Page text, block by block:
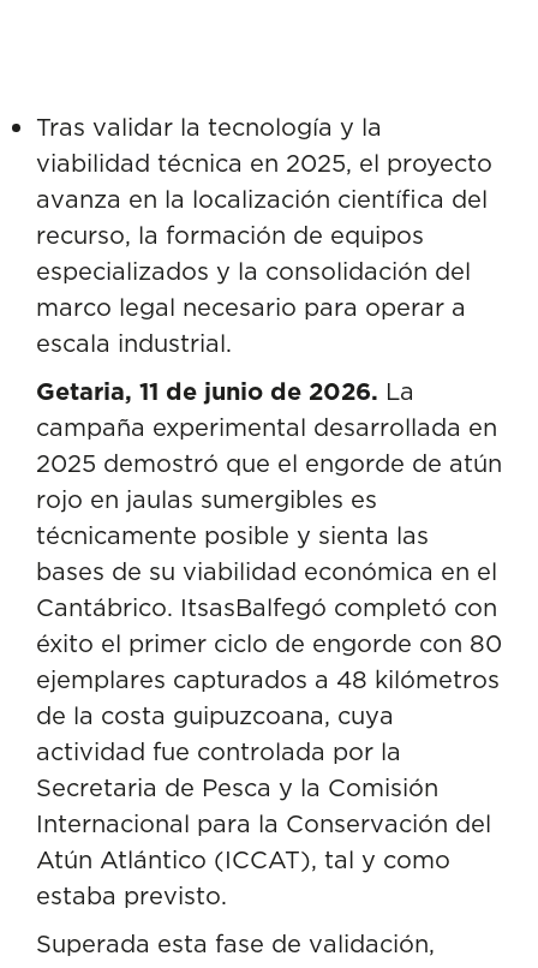
Formación especializada
para operaciones de gran
escala
Hacia un marco legal
estable para el desarrollo
del proyecto
El sector pesquero vasco
incorporación al proyecto
Una apuesta estratégica
para la costa vasca
Tras validar la tecnología y la
viabilidad técnica en 2025, el proyecto
avanza en la localización científica del
recurso, la formación de equipos
especializados y la consolidación del
marco legal necesario para operar a
escala industrial.
Getaria, 11 de junio de 2026. La
campaña experimental desarrollada en
2025 demostró que el engorde de atún
rojo en jaulas sumergibles es
técnicamente posible y sienta las
bases de su viabilidad económica en el
Cantábrico. ItsasBalfegó completó con
éxito el primer ciclo de engorde con 80
ejemplares capturados a 48 kilómetros
de la costa guipuzcoana, cuya
actividad fue controlada por la
Secretaria de Pesca y la Comisión
Internacional para la Conservación del
Atún Atlántico (ICCAT), tal y como
estaba previsto.
Superada esta fase de validación,